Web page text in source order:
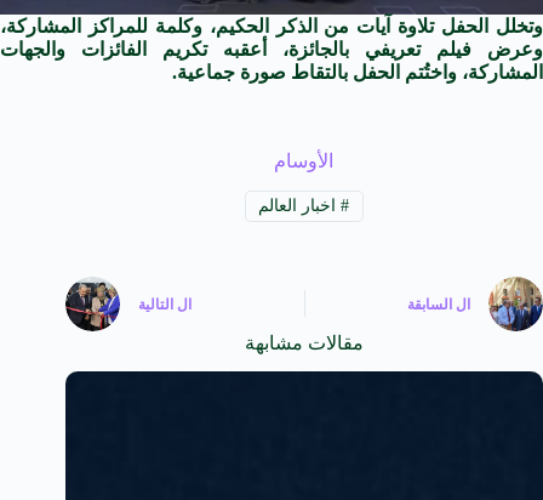
وتخلل الحفل تلاوة آيات من الذكر الحكيم، وكلمة للمراكز المشاركة،
وعرض فيلم تعريفي بالجائزة، أعقبه تكريم الفائزات والجهات
المشاركة، واختُتم الحفل بالتقاط صورة جماعية.
الأوسام
#اخبار العالم
ال السابقة ال التالية
مقالات مشابهة